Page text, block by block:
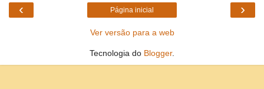
‹ ›
Página inicial
Ver versão para a web
Tecnologia do Blogger.